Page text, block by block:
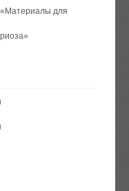
для